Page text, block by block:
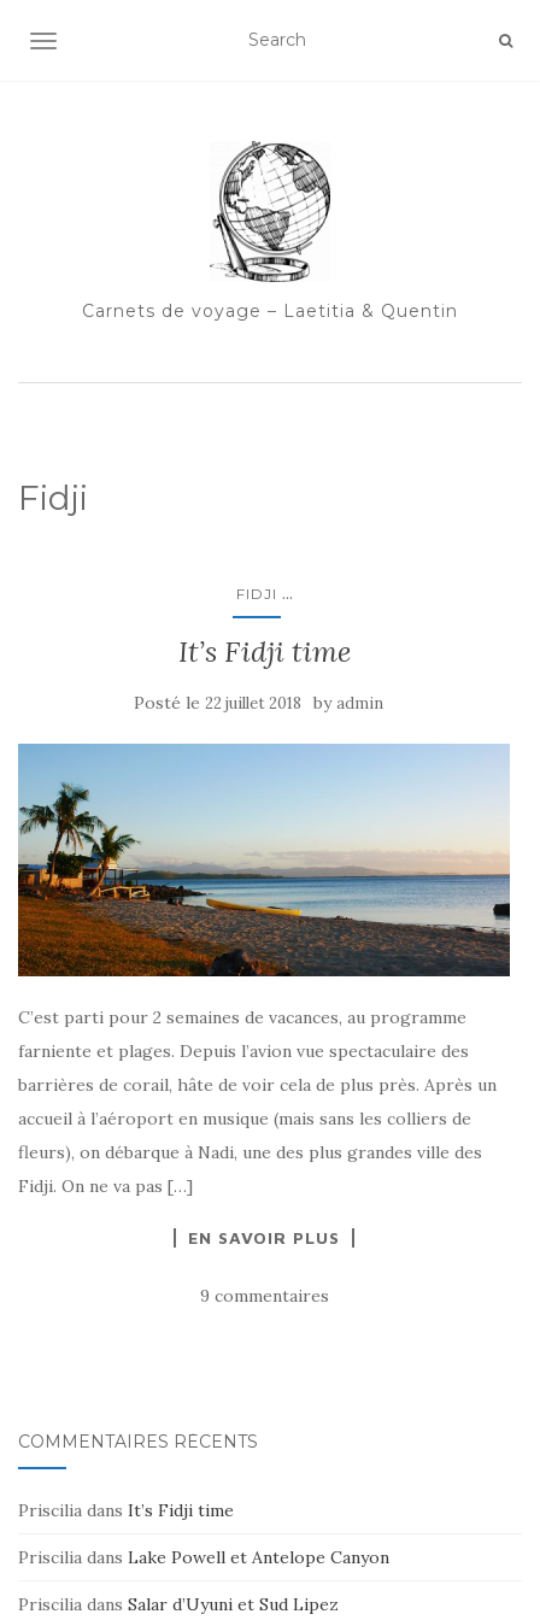
OUVRIR/FERMER LA NAVIGATION
Carnets de voyage – Laetitia & Quentin
Fidji
FIDJI ...
It’s Fidji time
Posté le 22 juillet 2018 byadmin
C’est parti pour 2 semaines de vacances, au programme
farniente et plages. Depuis l’avion vue spectaculaire des
barrières de corail, hâte de voir cela de plus près. Après un
accueil à l’aéroport en musique (mais sans les colliers de
fleurs), on débarque à Nadi, une des plus grandes ville des
Fidji. On ne va pas […]
EN SAVOIR PLUS
9 commentaires
COMMENTAIRES RÉCENTS
Priscilia dans It’s Fidji time
Priscilia dans Lake Powell et Antelope Canyon
Priscilia dans Salar d’Uyuni et Sud Lipez